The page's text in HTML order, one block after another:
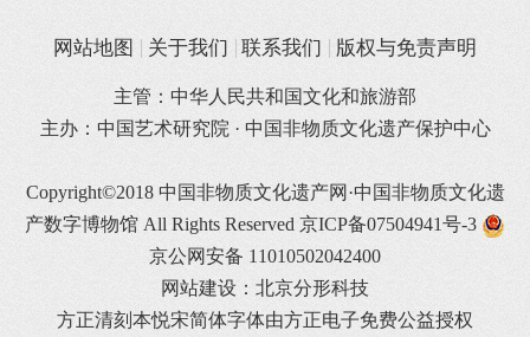
网站地图 关于我们 联系我们 版权与免责声明
主管：中华人民共和国文化和旅游部
主办：中国艺术研究院 · 中国非物质文化遗产保护中心
Copyright©2018 中国非物质文化遗产网·中国非物质文化遗
产数字博物馆 All Rights Reserved 京ICP备07504941号-3
京公网安备 11010502042400
网站建设：北京分形科技
方正清刻本悦宋简体字体由方正电子免费公益授权